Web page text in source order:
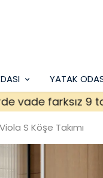
YATAK
farksız 9 taksit
Viola S Köşe Takımı